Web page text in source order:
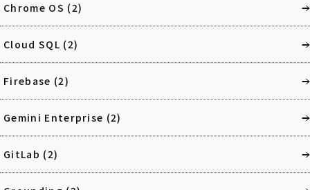
Chrome OS (2)
Cloud SQL (2)
Firebase (2)
Gemini Enterprise (2)
GitLab (2)